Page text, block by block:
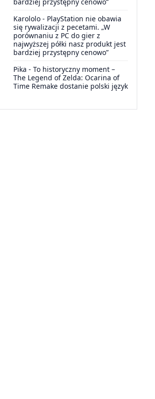
Karololo - PlayStation nie obawia
się rywalizacji z pecetami. „W
porównaniu z PC do gier z
najwyższej półki nasz produkt jest
bardziej przystępny cenowo”
Pika - To historyczny moment –
The Legend of Zelda: Ocarina of
Time Remake dostanie polski język